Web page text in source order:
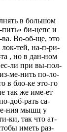
в большом
би-цепс и
ва. Во-об-ще, это
тей, на-п-ри-
, но в дан-ном
ес-ли при вы-пол-
ме-нить по-ло-
в бло-ке это-го
так же име-ет
доб-рать са-
ния мышц у
ки, так что ат-
иметь раз-